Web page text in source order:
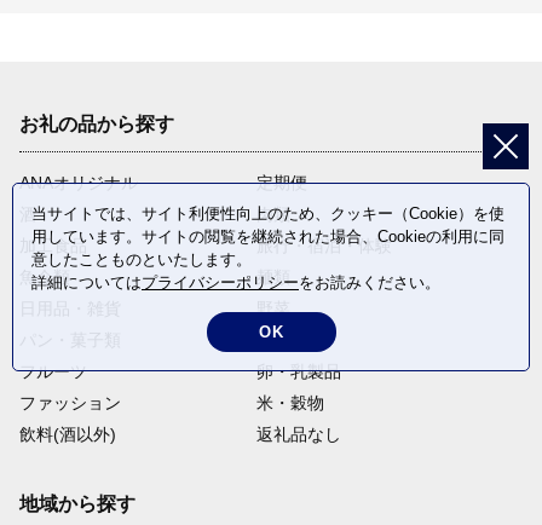
お礼の品から探す
ANAオリジナル
定期便
酒
肉類
加工食品
旅行・宿泊・体験
魚介類
麺類
野菜
電化製品
フルーツ
卵・乳製品
ファッション
米・穀物
飲料(酒以外)
返礼品なし
地域から探す
当サイトでは、サイト利便性向上のため、クッキー（Cookie）を使
用しています。サイトの閲覧を継続された場合、Cookieの利用に同
意したことものといたします。
詳細についてはプライバシーポリシーをお読みください。
OK